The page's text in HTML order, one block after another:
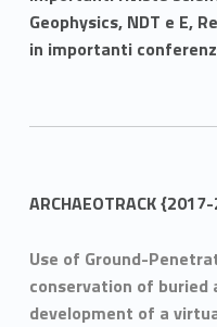
Geophysics, NDT e E,
in importanti
ARCHAEOTRACK
Use of Ground-
conservation of buried
development of a